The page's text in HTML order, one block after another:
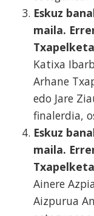
Eskuz
maila.
Txapelketa
Katixa
Arhane
edo Jare
finalerdia,
Eskuz
maila.
Txapelketa
Ainere
Aizpurua